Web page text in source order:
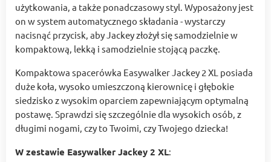
użytkowania, a także ponadczasowy styl. Wyposażony jest
on w system automatycznego składania - wystarczy
nacisnąć przycisk, aby Jackey złożył się samodzielnie w
kompaktową, lekką i samodzielnie stojącą paczkę.
Kompaktowa spacerówka Easywalker Jackey 2 XL posiada
duże koła, wysoko umieszczoną kierownicę i głębokie
siedzisko z wysokim oparciem zapewniającym optymalną
postawę. Sprawdzi się szczególnie dla wysokich osób, z
długimi nogami, czy to Twoimi, czy Twojego dziecka!
W zestawie Easywalker Jackey 2 XL: